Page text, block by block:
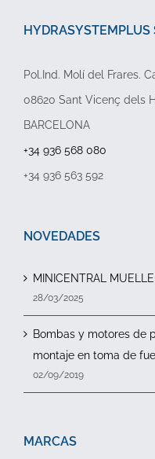
HYDRASYSTEMPLUS
Pol.Ind. Molí del Frares.
08620 Sant Vicenç dels
BARCELONA
+34 936 568 080
+34 936 563 592
NOVEDADES
MINICENTRAL
28/03/2025
Bombas y motores de
montaje en toma de
02/09/2019
MARCAS